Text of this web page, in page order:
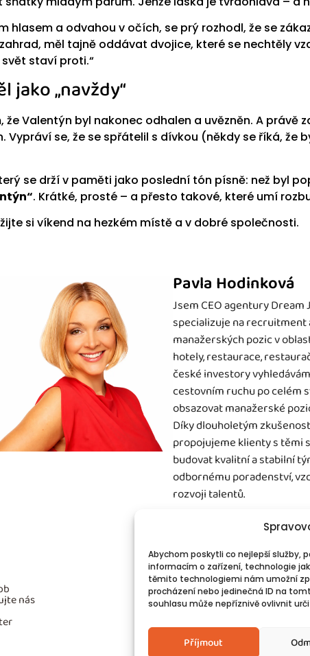
Abychom poskytli co nejlepší služby,
informacím o zařízení, technologie
těmito technologiemi nám umožní
procházení nebo jedinečná ID na
souhlasu může nepříznivě ovlivnit
Příjmout
hlasem a odvahou v očích, se prý rozhodl, že se
měl tajně oddávat dvojice, které se nechtěly
svět staví proti.“
jako „navždy“
že Valentýn byl nakonec odhalen a uvězněn. A právě
se, že se spřátelil s dívkou (někdy se říká, že
se drží v paměti jako poslední tón písně: než byl
. Krátké, prosté – a přesto takové, které umí
si víkend na hezkém místě a v dobré společnosti.
Pavla Hodinková
Jsem CEO agentury Dream
specializuje na recruitment
manažerských pozic v
hotely, restaurace,
české investory
cestovním ruchu po celém
obsazovat manažerské
Díky dlouholetým
propojujeme klienty s těmi
budovat kvalitní a stabilní
odbornému poradenství,
rozvoji talentů.
nás
Povinné informace
GDPR
Cookies